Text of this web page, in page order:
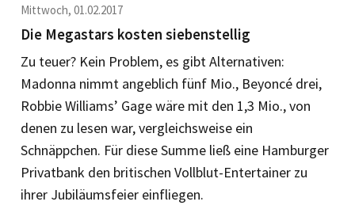
Mittwoch, 01.02.2017
Die Megastars kosten siebenstellig
Zu teuer? Kein Problem, es gibt Alternativen:
Madonna nimmt angeblich fünf Mio., Beyoncé drei,
Robbie Williams’ Gage wäre mit den 1,3 Mio., von
denen zu lesen war, vergleichsweise ein
Schnäppchen. Für diese Summe ließ eine Hamburger
Privatbank den britischen Vollblut-Entertainer zu
ihrer Jubiläumsfeier einfliegen.